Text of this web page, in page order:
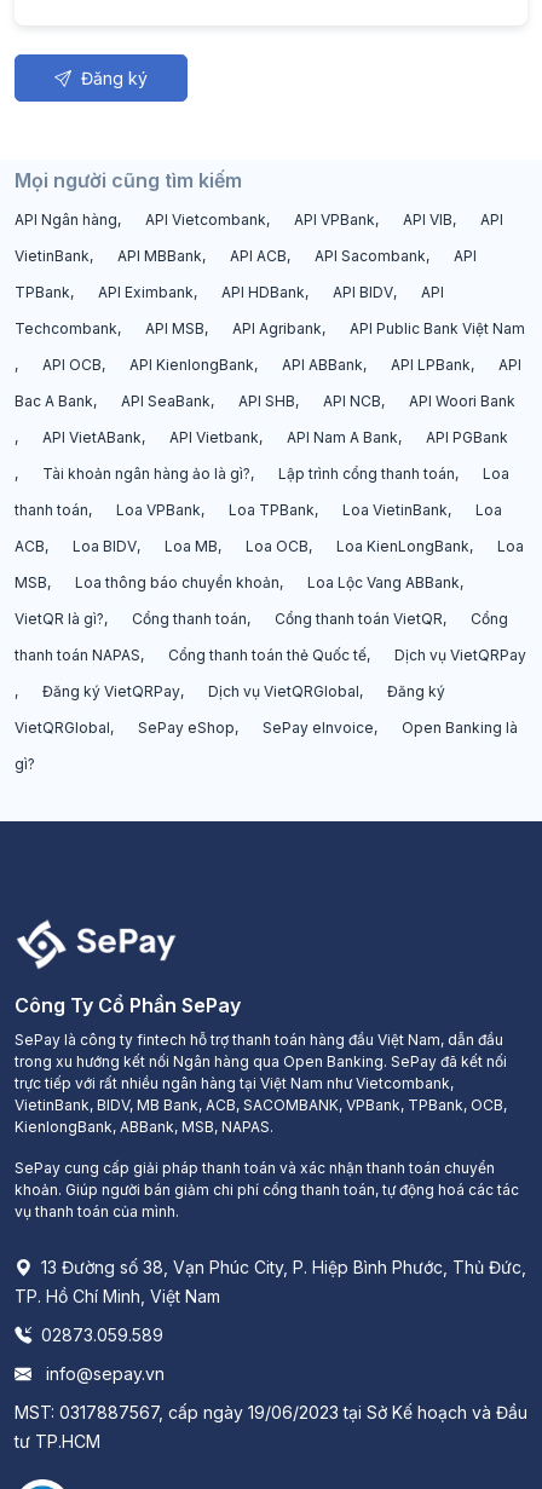
Đăng ký
Mọi người cũng tìm kiếm
API Ngân hàng API Vietcombank API VPBank API VIB
API
VietinBank
API MBBank API ACB API Sacombank
API
TPBank
API Eximbank API HDBank API BIDV
API
Techcombank
API MSB API Agribank
API Public Bank Việt Nam
API OCB
API KienlongBank API ABBank API LPBank
API
Bac A Bank
API SeaBank API SHB API NCB
API Woori Bank
API VietABank
API Vietbank API Nam A Bank
API PGBank
Tài khoản ngân hàng ảo là gì?
Lập trình cổng thanh toán
Loa
thanh toán
Loa VPBank Loa TPBank Loa VietinBank
Loa
ACB
Loa BIDV Loa MB Loa OCB Loa KienLongBank
Loa
MSB
Loa thông báo chuyển khoản
Loa Lộc Vang ABBank
VietQR là gì?
Cổng thanh toán Cổng thanh toán VietQR
Cổng
thanh toán NAPAS
Cổng thanh toán thẻ Quốc tế
Dịch vụ VietQRPay
Đăng ký VietQRPay
Dịch vụ VietQRGlobal
Đăng ký
VietQRGlobal
SePay eShop SePay eInvoice
Open Banking là
gì?
Công Ty Cổ Phần SePay
SePay là công ty fintech hỗ trợ thanh toán hàng đầu Việt Nam, dẫn đầu
trong xu hướng kết nối Ngân hàng qua Open Banking. SePay đã kết nối
trực tiếp với rất nhiều ngân hàng tại Việt Nam như Vietcombank,
VietinBank, BIDV, MB Bank, ACB, SACOMBANK, VPBank, TPBank, OCB,
KienlongBank, ABBank, MSB, NAPAS.
SePay cung cấp giải pháp thanh toán và xác nhận thanh toán chuyển
khoản. Giúp người bán giảm chi phí cổng thanh toán, tự động hoá các tác
vụ thanh toán của mình.
13 Đường số 38, Vạn Phúc City, P. Hiệp Bình Phước, Thủ Đức,
TP. Hồ Chí Minh, Việt Nam
02873.059.589
info@sepay.vn
MST: 0317887567, cấp ngày 19/06/2023 tại Sở Kế hoạch và Đầu
tư TP.HCM